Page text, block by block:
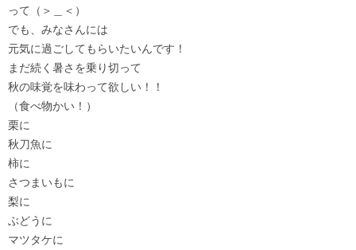
って（＞＿＜）
でも、みなさんには
元気に過ごしてもらいたいんです！
まだ続く暑さを乗り切って
秋の味覚を味わって欲しい！！
（食べ物かい！）
栗に
秋刀魚に
柿に
さつまいもに
梨に
ぶどうに
マツタケに